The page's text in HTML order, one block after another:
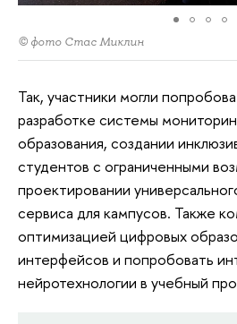
© фото Стас Миклин
Так, участники могли
разработке системы
образования, создании
студентов с ограниченными
проектировании
сервиса для кампусов. Также
оптимизацией цифровых
интерфейсов и попробовать
нейротехнологии в учебный